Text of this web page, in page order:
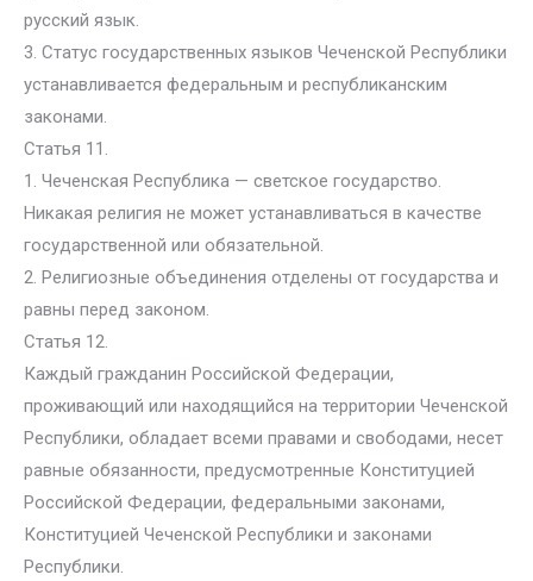
русский язык.
3. Статус государственных языков Чеченской Республики
устанавливается федеральным и республиканским
законами.
Статья 11.
1. Чеченская Республика — светское государство.
Никакая религия не может устанавливаться в качестве
государственной или обязательной.
2. Религиозные объединения отделены от государства и
равны перед законом.
Статья 12.
Каждый гражданин Российской Федерации,
проживающий или находящийся на территории Чеченской
Республики, обладает всеми правами и свободами, несет
равные обязанности, предусмотренные Конституцией
Российской Федерации, федеральными законами,
Конституцией Чеченской Республики и законами
Республики.